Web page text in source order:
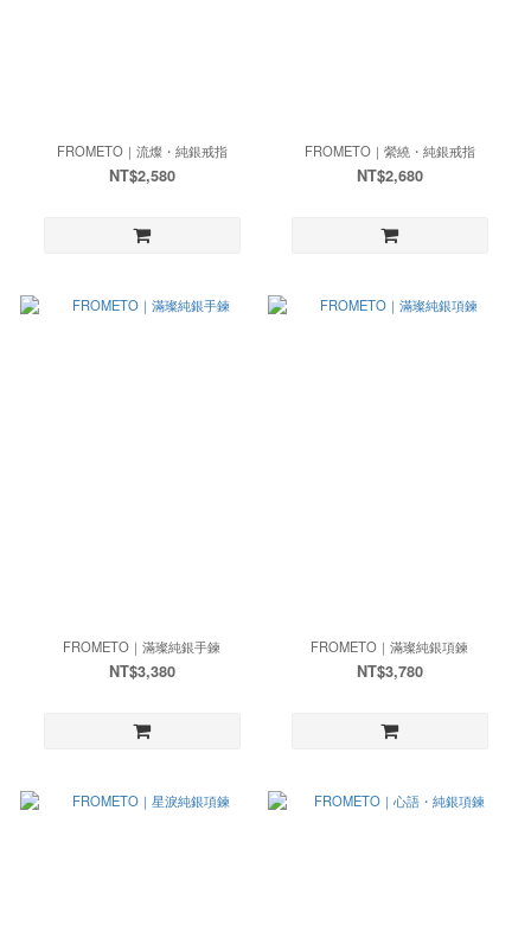
FROMETO｜流燦・純銀戒指
NT$2,580
FROMETO｜縈繞・純銀戒指
NT$2,680
FROMETO｜滿璨純銀手鍊
NT$3,380
FROMETO｜滿璨純銀項鍊
NT$3,780